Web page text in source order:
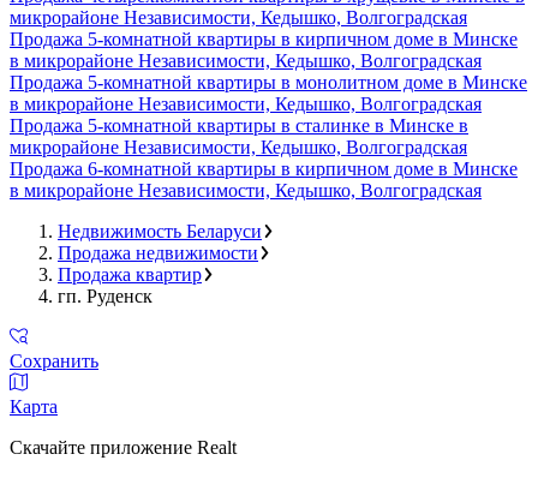
микрорайоне Независимости, Кедышко, Волгоградская
Продажа 5-комнатной квартиры в кирпичном доме в Минске
в микрорайоне Независимости, Кедышко, Волгоградская
Продажа 5-комнатной квартиры в монолитном доме в Минске
в микрорайоне Независимости, Кедышко, Волгоградская
Продажа 5-комнатной квартиры в сталинке в Минске в
микрорайоне Независимости, Кедышко, Волгоградская
Продажа 6-комнатной квартиры в кирпичном доме в Минске
в микрорайоне Независимости, Кедышко, Волгоградская
Недвижимость Беларуси
Продажа недвижимости
Продажа квартир
гп. Руденск
Сохранить
Карта
Скачайте приложение Realt